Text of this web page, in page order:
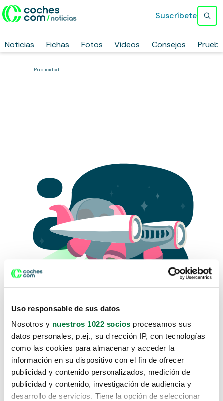
Uso responsable de sus datos
Nosotros y nuestros 1022 socios procesamos sus
datos personales, p.ej., su dirección IP, con tecnologías
como las cookies para almacenar y acceder la
información en su dispositivo con el fin de ofrecer
publicidad y contenido personalizados, medición de
publicidad y contenido, investigación de audiencia y
desarrollo de servicios. Tiene la opción de seleccionar
Noticias Fichas Fotos Vídeos Consejos
Suscríbete
Publicidad
Lo sentimos, no sabemos como
te hemos traido hasta aquí.